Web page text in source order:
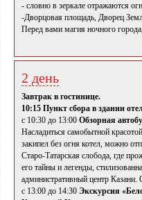
- словно в зеркале отражаются
-Дворцовая площадь, Дворец
Перед вами магия ночного
2 день
Завтрак в гостинице.
10:15 Пункт сбора в здании
с 10:30 до 13:00 Обзорная
Насладиться самобытной
закипел без огня котел, можно
Старо-Татарская слобода, где
его тайны и легенды,
административный центр
с 13:00 до 14:30 Экскурсия